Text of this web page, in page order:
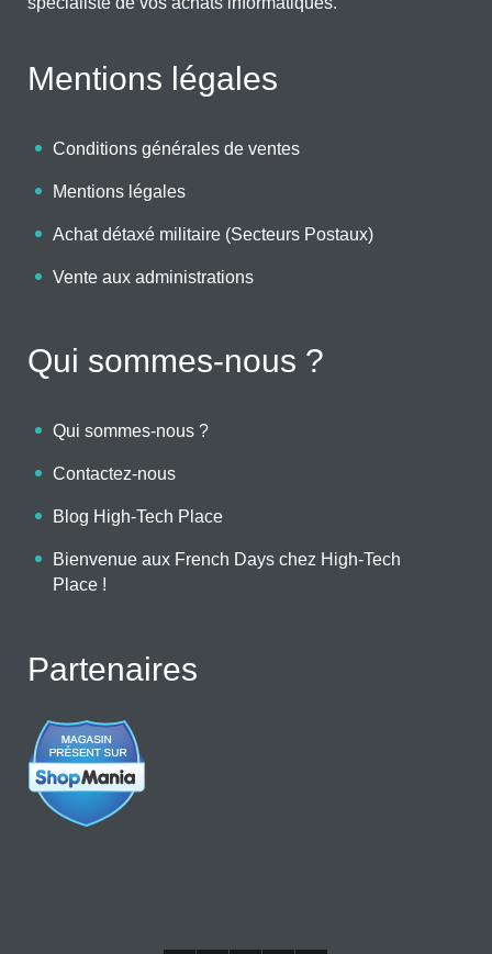
Mentions légales
Conditions générales de ventes
Mentions légales
Achat détaxé militaire (Secteurs Postaux)
Vente aux administrations
Qui sommes-nous ?
Qui sommes-nous ?
Contactez-nous
Blog High-Tech Place
Bienvenue aux French Days chez High-Tech
Place !
Partenaires